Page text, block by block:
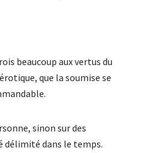
beaucoup aux vertus du
que la soumise se
sinon sur des
délimité dans le temps.